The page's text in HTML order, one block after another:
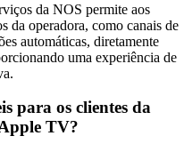
da NOS permite aos
da operadora, como canais de
automáticas, diretamente
uma experiência de
para os clientes da
TV?